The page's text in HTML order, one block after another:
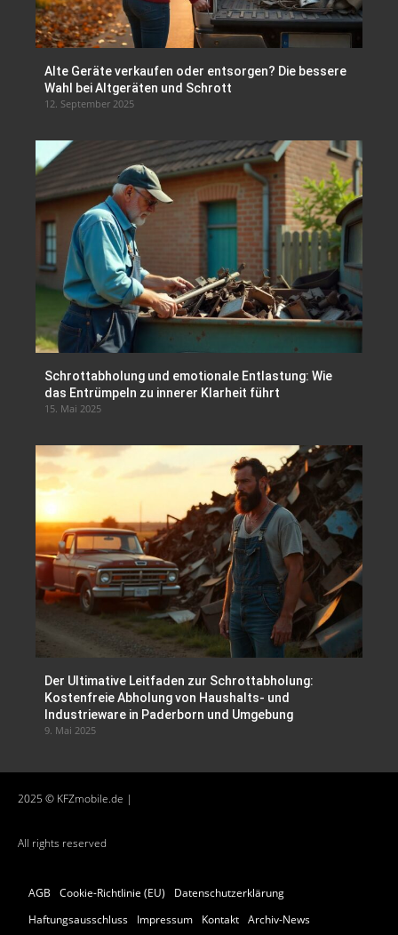
Alte Geräte verkaufen oder entsorgen? Die bessere
Wahl bei Altgeräten und Schrott
12. September 2025
Schrottabholung und emotionale Entlastung: Wie
das Entrümpeln zu innerer Klarheit führt
15. Mai 2025
Der Ultimative Leitfaden zur Schrottabholung:
Kostenfreie Abholung von Haushalts- und
Industrieware in Paderborn und Umgebung
9. Mai 2025
2025 © KFZmobile.de |
All rights reserved
AGB Cookie-Richtlinie (EU)
Datenschutzerklärung
Haftungsausschluss
Impressum Kontakt Archiv-News